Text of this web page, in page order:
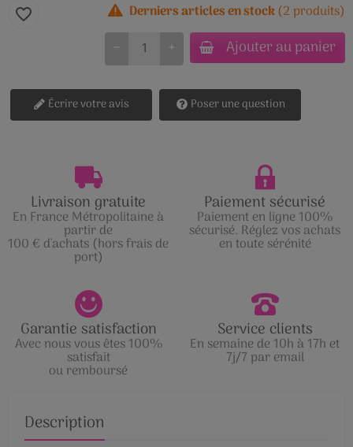
Derniers articles en stock(2 produits)
+
− Ajouter au panier
favorite_border
Écrire votre avis Poser une question
Livraison gratuite
En France Métropolitaine à
partir de
100 € d'achats (hors frais de
port)
Paiement sécurisé
Paiement en ligne 100%
sécurisé. Réglez vos achats
en toute sérénité
Garantie satisfaction
Avec nous vous êtes 100%
satisfait
ou remboursé
Service clients
En semaine de 10h à 17h et
7j/7 par email
Description